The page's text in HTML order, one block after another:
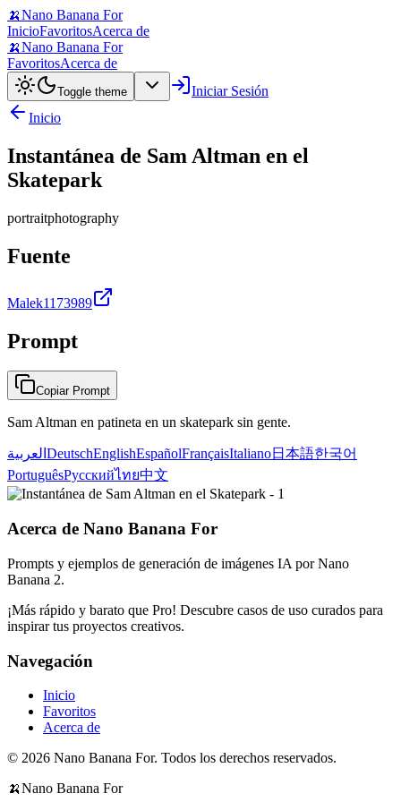
🍌Nano Banana For
InicioFavoritosAcerca de
🍌Nano Banana For
FavoritosAcerca de
Toggle theme
Iniciar Sesión
Inicio
Instantánea de Sam Altman en el
Skatepark
portraitphotography
Fuente
Malek1173989
Prompt
Copiar Prompt
Sam Altman en patineta en un skatepark sin gente.
العربية DeutschEnglishEspañolFrançaisItaliano日本語한국어
PortuguêsРусскийไทย中文
Acerca de Nano Banana For
Prompts y ejemplos de generación de imágenes IA por Nano
Banana 2.
¡Más rápido y barato que Pro! Descubre casos de uso curados para
inspirar tus proyectos creativos.
Navegación
Inicio
Favoritos
Acerca de
© 2026 Nano Banana For. Todos los derechos reservados.
🍌Nano Banana For